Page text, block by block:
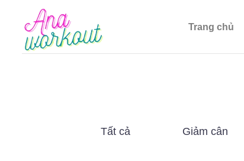
Trang chủ
Tất cả Giảm cân